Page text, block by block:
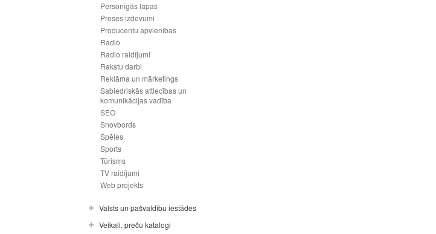
Personīgās lapas
Preses izdevumi
Producentu apvienības
Radio
Radio raidījumi
Rakstu darbi
Reklāma un mārketings
Sabiedriskās attiecības un
komunikācijas vadība
SEO
Snovbords
Spēles
Sports
Tūrisms
TV raidījumi
Web projekts
Valsts un pašvaldību iestādes
Veikali, preču katalogi